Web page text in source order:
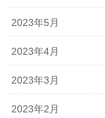
2023年5月
2023年4月
2023年3月
2023年2月